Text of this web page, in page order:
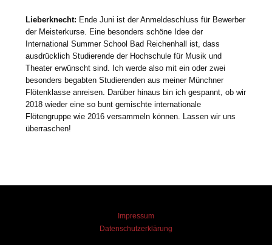
Lieberknecht: Ende Juni ist der Anmeldeschluss für Bewerber
der Meisterkurse. Eine besonders schöne Idee der
International Summer School Bad Reichenhall ist, dass
ausdrücklich Studierende der Hochschule für Musik und
Theater erwünscht sind. Ich werde also mit ein oder zwei
besonders begabten Studierenden aus meiner Münchner
Flötenklasse anreisen. Darüber hinaus bin ich gespannt, ob wir
2018 wieder eine so bunt gemischte internationale
Flötengruppe wie 2016 versammeln können. Lassen wir uns
überraschen!
Impressum
Datenschutzerklärung